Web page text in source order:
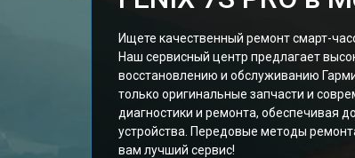
Ищете качественный ремонт смарт-
Наш сервисный центр предлагает
восстановлению и обслуживанию
только оригинальные запчасти и
диагностики и ремонта, обеспечивая
устройства. Передовые методы
вам лучший сервис!